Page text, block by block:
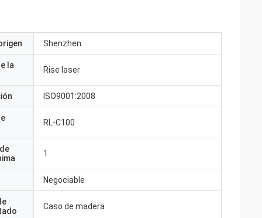
Shenzhen
la
Rise laser
ISO9001:2008
RL-C100
1
Negociable
Caso de madera